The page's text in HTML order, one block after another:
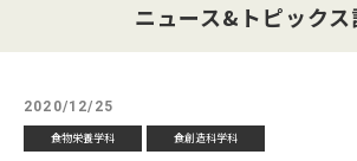
ニュース&トピックス
2020/12/25
食物栄養学科 食創造科学科